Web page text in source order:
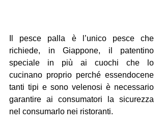
Il pesce palla è l’unico pesce che
richiede, in Giappone, il patentino
speciale in più ai cuochi che lo
cucinano proprio perché essendocene
tanti tipi e sono velenosi è necessario
garantire ai consumatori la sicurezza
nel consumarlo nei ristoranti.